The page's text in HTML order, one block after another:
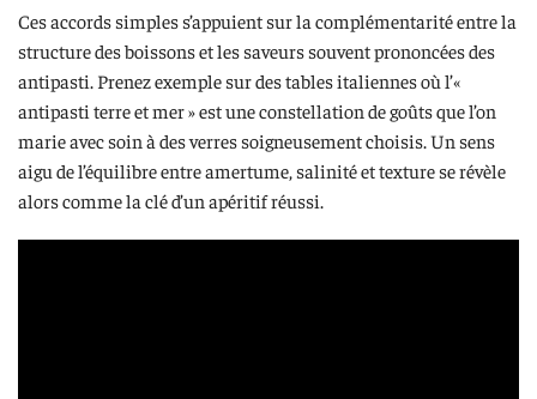
Ces accords simples s’appuient sur la complémentarité entre la
structure des boissons et les saveurs souvent prononcées des
antipasti. Prenez exemple sur des tables italiennes où l’«
antipasti terre et mer » est une constellation de goûts que l’on
marie avec soin à des verres soigneusement choisis. Un sens
aigu de l’équilibre entre amertume, salinité et texture se révèle
alors comme la clé d’un apéritif réussi.